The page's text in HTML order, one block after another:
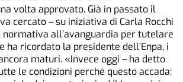
volta approvato. Già in passato il
cercato – su iniziativa di Carla Rocchi
normativa all’avanguardia per tutelare
ha ricordato la presidente dell’Enpa, i
maturi. «Invece oggi – ha detto
le condizioni perché questo accada: